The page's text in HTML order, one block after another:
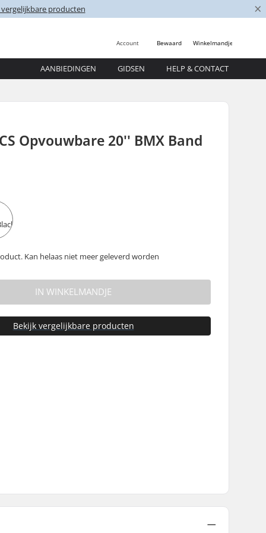
producten ×
Winkelmandje
Bewaard
Account
AANBIEDINGEN GIDSEN HELP & CONTACT
Opvouwbare 20'' BMX Band
Kan helaas niet meer geleverd worden
IN WINKELMANDJE
Bekijk vergelijkbare producten